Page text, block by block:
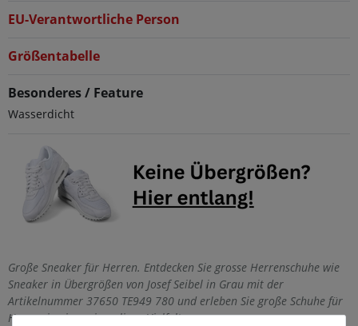
EU-Verantwortliche Person
Größentabelle
Besonderes / Feature
Wasserdicht
Große Sneaker für Herren. Entdecken Sie grosse Herrenschuhe wie
Sneaker in Übergrößen von Josef Seibel in Grau mit der
Artikelnummer 37650 TE949 780 und erleben Sie große Schuhe für
Herren in einer einmaligen Vielfalt.